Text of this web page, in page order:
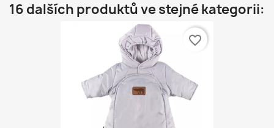
16 dalších produktů ve stejné kategorii:
favorite_border